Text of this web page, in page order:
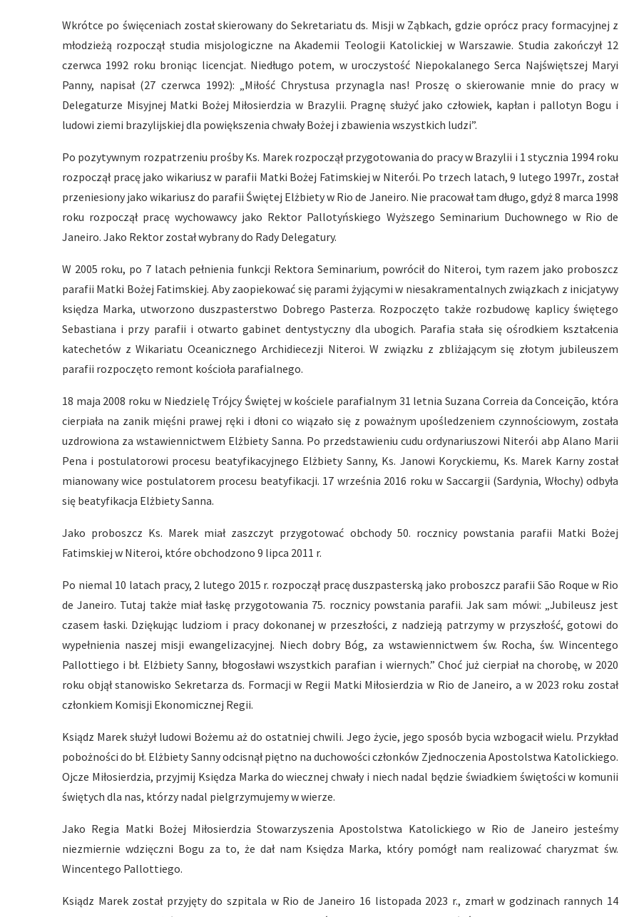
Wkrótce po święceniach został skierowany do Sekretariatu ds. Misji w Ząbkach, gdzie oprócz pracy formacyjnej z
młodzieżą rozpoczął studia misjologiczne na Akademii Teologii Katolickiej w Warszawie. Studia zakończył 12
czerwca 1992 roku broniąc licencjat. Niedługo potem, w uroczystość Niepokalanego Serca Najświętszej Maryi
Panny, napisał (27 czerwca 1992): „Miłość Chrystusa przynagla nas! Proszę o skierowanie mnie do pracy w
Delegaturze Misyjnej Matki Bożej Miłosierdzia w Brazylii. Pragnę służyć jako człowiek, kapłan i pallotyn Bogu i
ludowi ziemi brazylijskiej dla powiększenia chwały Bożej i zbawienia wszystkich ludzi”.
Po pozytywnym rozpatrzeniu prośby Ks. Marek rozpoczął przygotowania do pracy w Brazylii i 1 stycznia 1994 roku
rozpoczął pracę jako wikariusz w parafii Matki Bożej Fatimskiej w Niterói. Po trzech latach, 9 lutego 1997r., został
przeniesiony jako wikariusz do parafii Świętej Elżbiety w Rio de Janeiro. Nie pracował tam długo, gdyż 8 marca 1998
roku rozpoczął pracę wychowawcy jako Rektor Pallotyńskiego Wyższego Seminarium Duchownego w Rio de
Janeiro. Jako Rektor został wybrany do Rady Delegatury.
W 2005 roku, po 7 latach pełnienia funkcji Rektora Seminarium, powrócił do Niteroi, tym razem jako proboszcz
parafii Matki Bożej Fatimskiej. Aby zaopiekować się parami żyjącymi w niesakramentalnych związkach z inicjatywy
księdza Marka, utworzono duszpasterstwo Dobrego Pasterza. Rozpoczęto także rozbudowę kaplicy świętego
Sebastiana i przy parafii i otwarto gabinet dentystyczny dla ubogich. Parafia stała się ośrodkiem kształcenia
katechetów z Wikariatu Oceanicznego Archidiecezji Niteroi. W związku z zbliżającym się złotym jubileuszem
parafii rozpoczęto remont kościoła parafialnego.
18 maja 2008 roku w Niedzielę Trójcy Świętej w kościele parafialnym 31 letnia Suzana Correia da Conceição, która
cierpiała na zanik mięśni prawej ręki i dłoni co wiązało się z poważnym upośledzeniem czynnościowym, została
uzdrowiona za wstawiennictwem Elżbiety Sanna. Po przedstawieniu cudu ordynariuszowi Niterói abp Alano Marii
Pena i postulatorowi procesu beatyfikacyjnego Elżbiety Sanny, Ks. Janowi Koryckiemu, Ks. Marek Karny został
mianowany wice postulatorem procesu beatyfikacji. 17 września 2016 roku w Saccargii (Sardynia, Włochy) odbyła
się beatyfikacja Elżbiety Sanna.
Jako proboszcz Ks. Marek miał zaszczyt przygotować obchody 50. rocznicy powstania parafii Matki Bożej
Fatimskiej w Niteroi, które obchodzono 9 lipca 2011 r.
Po niemal 10 latach pracy, 2 lutego 2015 r. rozpoczął pracę duszpasterską jako proboszcz parafii São Roque w Rio
de Janeiro. Tutaj także miał łaskę przygotowania 75. rocznicy powstania parafii. Jak sam mówi: „Jubileusz jest
czasem łaski. Dziękując ludziom i pracy dokonanej w przeszłości, z nadzieją patrzymy w przyszłość, gotowi do
wypełnienia naszej misji ewangelizacyjnej. Niech dobry Bóg, za wstawiennictwem św. Rocha, św. Wincentego
Pallottiego i bł. Elżbiety Sanny, błogosławi wszystkich parafian i wiernych.” Choć już cierpiał na chorobę, w 2020
roku objął stanowisko Sekretarza ds. Formacji w Regii Matki Miłosierdzia w Rio de Janeiro, a w 2023 roku został
członkiem Komisji Ekonomicznej Regii.
Ksiądz Marek służył ludowi Bożemu aż do ostatniej chwili. Jego życie, jego sposób bycia wzbogacił wielu. Przykład
pobożności do bł. Elżbiety Sanny odcisnął piętno na duchowości członków Zjednoczenia Apostolstwa Katolickiego.
Ojcze Miłosierdzia, przyjmij Księdza Marka do wiecznej chwały i niech nadal będzie świadkiem świętości w komunii
świętych dla nas, którzy nadal pielgrzymujemy w wierze.
Jako Regia Matki Bożej Miłosierdzia Stowarzyszenia Apostolstwa Katolickiego w Rio de Janeiro jesteśmy
niezmiernie wdzięczni Bogu za to, że dał nam Księdza Marka, który pomógł nam realizować charyzmat św.
Wincentego Pallottiego.
Ksiądz Marek został przyjęty do szpitala w Rio de Janeiro 16 listopada 2023 r., zmarł w godzinach rannych 14